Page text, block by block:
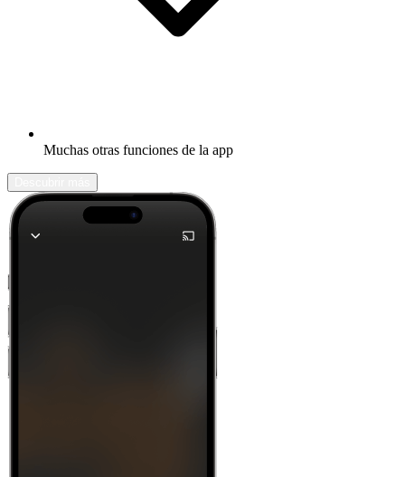
Muchas otras funciones de la app